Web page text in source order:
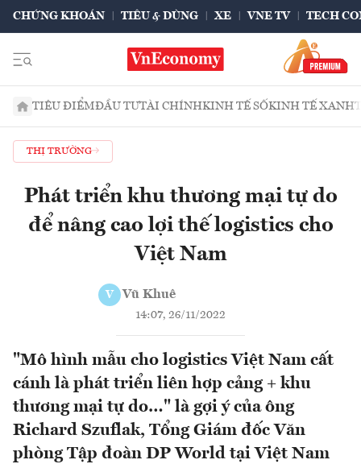
CHỨNG KHOÁN TIÊU & DÙNG XE VNE TV TECH
TIÊU ĐIỂMĐẦU TƯTÀI CHÍNHKINH TẾ SỐKINH TẾ XANH
THỊ TRƯỜNG
Phát triển khu thương mại tự do
để nâng cao lợi thế logistics cho
Việt Nam
V Vũ Khuê
14:07, 26/11/2022
"Mô hình mẫu cho logistics Việt Nam cất
cánh là phát triển liên hợp cảng + khu
thương mại tự do…" là gợi ý của ông
Richard Szuflak, Tổng Giám đốc Văn
phòng Tập đoàn DP World tại Việt Nam